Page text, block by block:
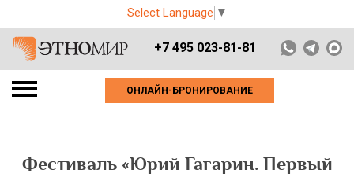
Select Language ▼
+7 495 023-81-81
ОНЛАЙН-БРОНИРОВАНИЕ
Фестиваль «Юрий Гагарин. Первый